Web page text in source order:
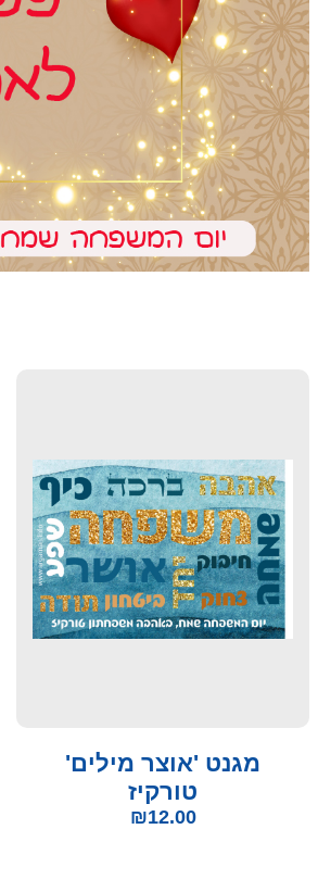
מגנט 'אוצר מילים'
טורקיז
₪12.00